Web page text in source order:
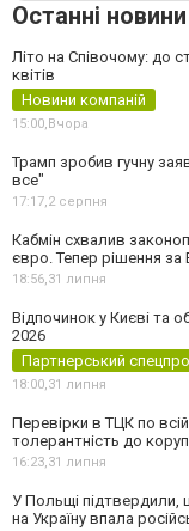
Останні новини
Літо на Співочому: до
квітів
Новини компаній
15:00,Вчора
Трамп зробив гучну
все"
17:17,2 серпня
Кабмін схвалив
євро. Тепер рішення за
18:56,31 липня
Відпочинок у Києві та
2026
Партнерський
18:00,31 липня
Перевірки в ТЦК по
толерантність до
16:23,31 липня
У Польщі підтвердили,
на Україну впала